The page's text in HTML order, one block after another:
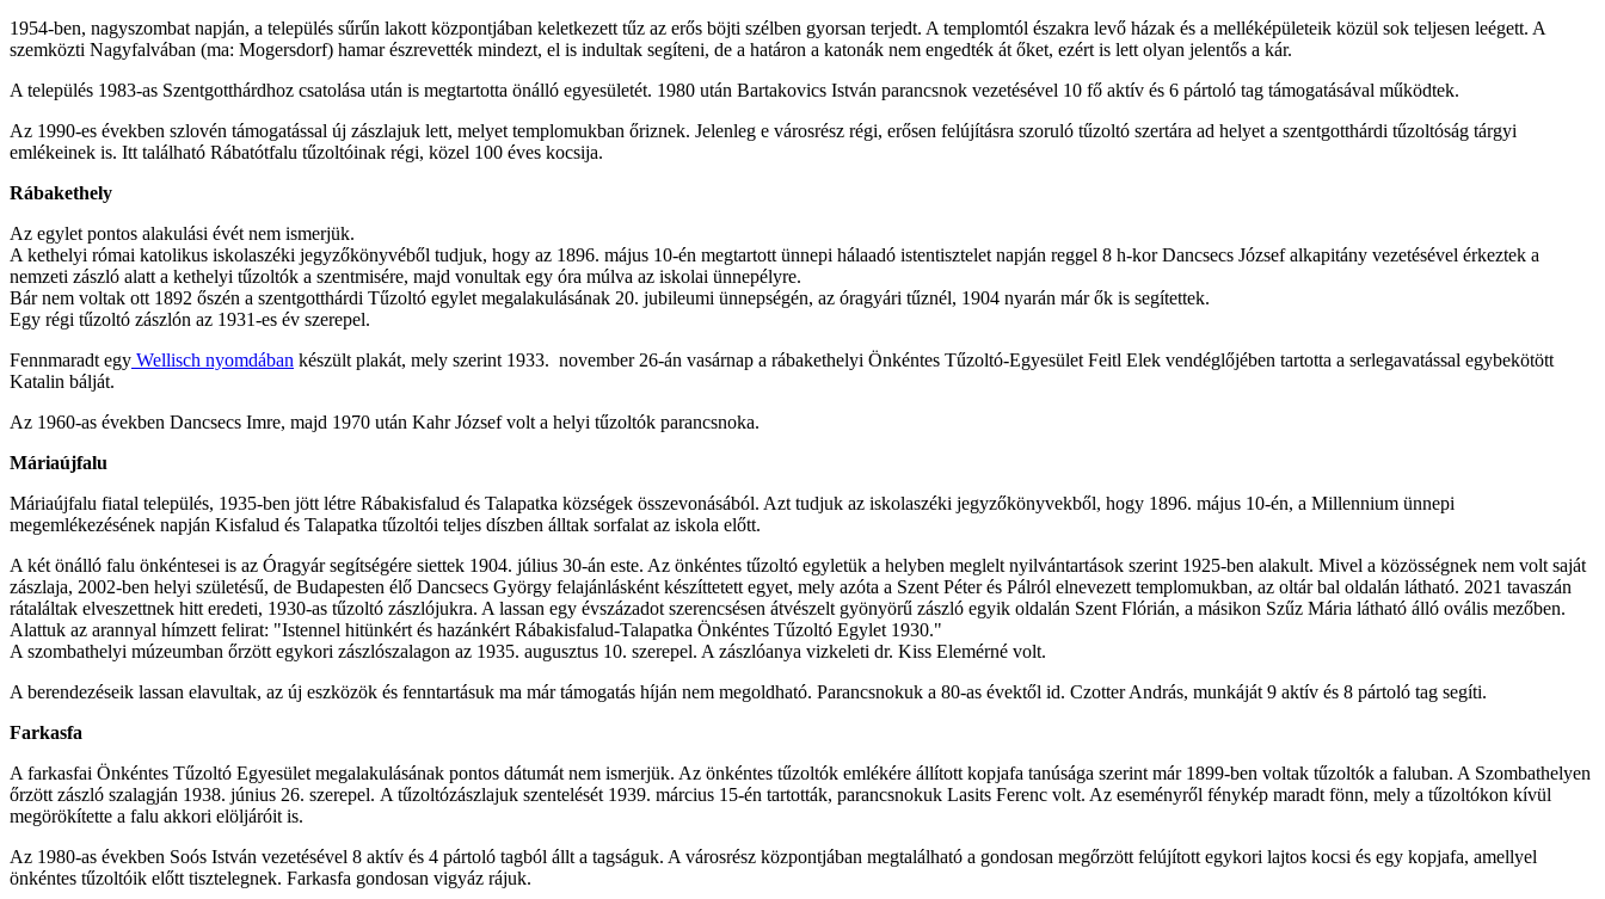
1954-ben, nagyszombat napján, a település sűrűn lakott központjában keletkezett tűz az erős böjti szélben gyorsan terjedt. A templomtól északra levő házak és a melléképületeik közül sok teljesen leégett. A
szemközti Nagyfalvában (ma: Mogersdorf) hamar észrevették mindezt, el is indultak segíteni, de a határon a katonák nem engedték át őket, ezért is lett olyan jelentős a kár.
A település 1983-as Szentgotthárdhoz csatolása után is megtartotta önálló egyesületét. 1980 után Bartakovics István parancsnok vezetésével 10 fő aktív és 6 pártoló tag támogatásával működtek.
Az 1990-es években szlovén támogatással új zászlajuk lett, melyet templomukban őriznek. Jelenleg e városrész régi, erősen felújításra szoruló tűzoltó szertára ad helyet a szentgotthárdi tűzoltóság tárgyi
emlékeinek is. Itt található Rábatótfalu tűzoltóinak régi, közel 100 éves kocsija.
Rábakethely
Az egylet pontos alakulási évét nem ismerjük.
A kethelyi római katolikus iskolaszéki jegyzőkönyvéből tudjuk, hogy az 1896. május 10-én megtartott ünnepi hálaadó istentisztelet napján reggel 8 h-kor Dancsecs József alkapitány vezetésével érkeztek a
nemzeti zászló alatt a kethelyi tűzoltók a szentmisére, majd vonultak egy óra múlva az iskolai ünnepélyre.
Bár nem voltak ott 1892 őszén a szentgotthárdi Tűzoltó egylet megalakulásának 20. jubileumi ünnepségén, az óragyári tűznél, 1904 nyarán már ők is segítettek.
Egy régi tűzoltó zászlón az 1931-es év szerepel.
Fennmaradt egy Wellisch nyomdában készült plakát, mely szerint 1933. november 26-án vasárnap a rábakethelyi Önkéntes Tűzoltó-Egyesület Feitl Elek vendéglőjében tartotta a serlegavatással egybekötött
Katalin bálját.
Az 1960-as években Dancsecs Imre, majd 1970 után Kahr József volt a helyi tűzoltók parancsnoka.
Máriaújfalu
Máriaújfalu fiatal település, 1935-ben jött létre Rábakisfalud és Talapatka községek összevonásából. Azt tudjuk az iskolaszéki jegyzőkönyvekből, hogy 1896. május 10-én, a Millennium ünnepi
megemlékezésének napján Kisfalud és Talapatka tűzoltói teljes díszben álltak sorfalat az iskola előtt.
A két önálló falu önkéntesei is az Óragyár segítségére siettek 1904. július 30-án este. Az önkéntes tűzoltó egyletük a helyben meglelt nyilvántartások szerint 1925-ben alakult. Mivel a közösségnek nem volt saját
zászlaja, 2002-ben helyi születésű, de Budapesten élő Dancsecs György felajánlásként készíttetett egyet, mely azóta a Szent Péter és Pálról elnevezett templomukban, az oltár bal oldalán látható. 2021 tavaszán
rátaláltak elveszettnek hitt eredeti, 1930-as tűzoltó zászlójukra. A lassan egy évszázadot szerencsésen átvészelt gyönyörű zászló egyik oldalán Szent Flórián, a másikon Szűz Mária látható álló ovális mezőben.
Alattuk az arannyal hímzett felirat: "Istennel hitünkért és hazánkért Rábakisfalud-Talapatka Önkéntes Tűzoltó Egylet 1930."
A szombathelyi múzeumban őrzött egykori zászlószalagon az 1935. augusztus 10. szerepel. A zászlóanya vizkeleti dr. Kiss Elemérné volt.
A berendezéseik lassan elavultak, az új eszközök és fenntartásuk ma már támogatás híján nem megoldható. Parancsnokuk a 80-as évektől id. Czotter András, munkáját 9 aktív és 8 pártoló tag segíti.
Farkasfa
A farkasfai Önkéntes Tűzoltó Egyesület megalakulásának pontos dátumát nem ismerjük. Az önkéntes tűzoltók emlékére állított kopjafa tanúsága szerint már 1899-ben voltak tűzoltók a faluban. A Szombathelyen
őrzött zászló szalagján 1938. június 26. szerepel. A tűzoltózászlajuk szentelését 1939. március 15-én tartották, parancsnokuk Lasits Ferenc volt. Az eseményről fénykép maradt fönn, mely a tűzoltókon kívül
megörökítette a falu akkori elöljáróit is.
Az 1980-as években Soós István vezetésével 8 aktív és 4 pártoló tagból állt a tagságuk. A városrész központjában megtalálható a gondosan megőrzött felújított egykori lajtos kocsi és egy kopjafa, amellyel
önkéntes tűzoltóik előtt tisztelegnek. Farkasfa gondosan vigyáz rájuk.